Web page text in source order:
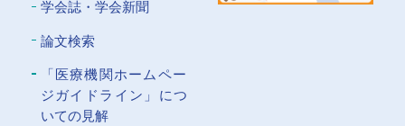
学会誌・学会新聞
論文検索
「医療機関ホームペー
ジガイドライン」につ
いての⾒解